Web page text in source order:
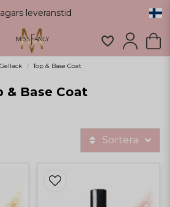
leveranstid
Gellack Top & Base Coat
& Base Coat
Sortera